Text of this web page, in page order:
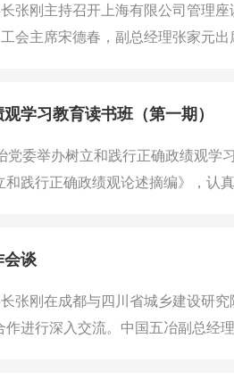
刚主持召开上海有限公司管理座
工会主席宋德春，副总经理张家
学习教育读书班（第一期）
委举办树立和践行正确政绩观学
践行正确政绩观论述摘编》，认
会谈
刚在成都与四川省城乡建设研究
进行深入交流。中国五冶副总经